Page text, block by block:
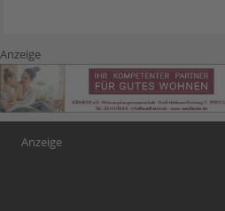
Anzeige
Anzeige